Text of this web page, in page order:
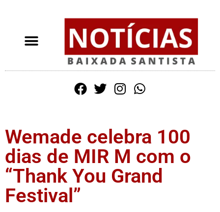
Wemade celebra 100
dias de MIR M com o
“Thank You Grand
Festival”